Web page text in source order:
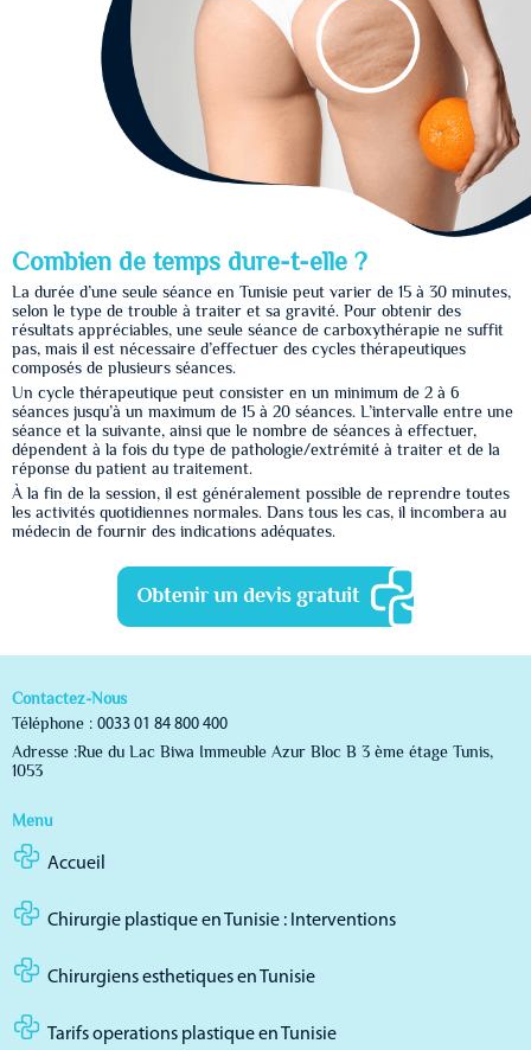
Combien de temps dure-t-elle ?
La durée d’une seule séance en Tunisie peut varier de 15 à 30 minutes,
selon le type de trouble à traiter et sa gravité. Pour obtenir des
résultats appréciables, une seule séance de carboxythérapie ne suffit
pas, mais il est nécessaire d’effectuer des cycles thérapeutiques
composés de plusieurs séances.
Un cycle thérapeutique peut consister en un minimum de 2 à 6
séances jusqu’à un maximum de 15 à 20 séances. L’intervalle entre une
séance et la suivante, ainsi que le nombre de séances à effectuer,
dépendent à la fois du type de pathologie/extrémité à traiter et de la
réponse du patient au traitement.
À la fin de la session, il est généralement possible de reprendre toutes
les activités quotidiennes normales. Dans tous les cas, il incombera au
médecin de fournir des indications adéquates.
Contactez-Nous
Téléphone : 0033 01 84 800 400
Adresse :Rue du Lac Biwa Immeuble Azur Bloc B 3 ème étage Tunis,
1053
Menu
Accueil
Chirurgie plastique en Tunisie : Interventions
Chirurgiens esthetiques en Tunisie
Tarifs operations plastique en Tunisie